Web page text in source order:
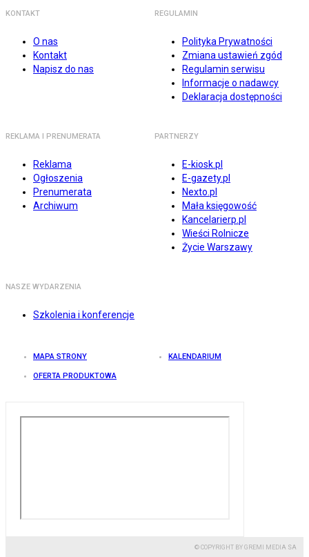
KONTAKT
O nas
Kontakt
Napisz do nas
REGULAMIN
Polityka Prywatności
Zmiana ustawień zgód
Regulamin serwisu
Informacje o nadawcy
Deklaracja dostępności
REKLAMA I PRENUMERATA
Reklama
Ogłoszenia
Prenumerata
Archiwum
PARTNERZY
E-kiosk.pl
E-gazety.pl
Nexto.pl
Mała księgowość
Kancelarierp.pl
Wieści Rolnicze
Życie Warszawy
NASZE WYDARZENIA
Szkolenia i konferencje
MAPA STRONY KALENDARIUM
OFERTA PRODUKTOWA
© COPYRIGHT BY GREMI MEDIA SA